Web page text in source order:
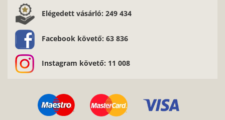
Elégedett vásárló: 249 434
Facebook követő: 63 836
Instagram követő: 11 008